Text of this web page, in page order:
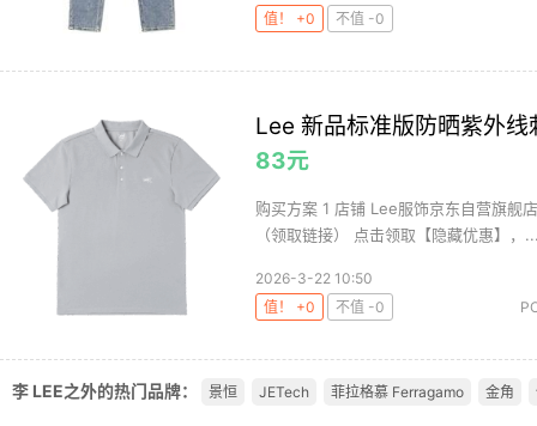
值！ +0
不值 -0
Lee 新品标准版防晒紫外
83元
购买方案 1 店铺 Lee服饰京东自营旗舰
（领取链接） 点击领取【隐藏优惠】，
2026-3-22 10:50
值！ +0
不值 -0
李 LEE之外的热门品牌： 景恒 JETech 菲拉格慕 Ferragamo 金角